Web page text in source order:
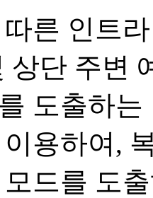
른 인트
상단 주변
도출하
용하여,
드를 도